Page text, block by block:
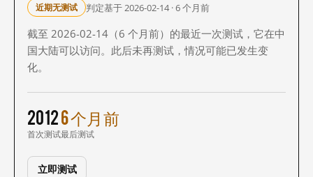
近期无测试 判定基于 2026-02-14 · 6 个月前
截至 2026-02-14（6 个月前）的最近一次测试，它在中
国大陆可以访问。此后未再测试，情况可能已发生变
化。
2012
首次测试
6 个月前
最后测试
立即测试